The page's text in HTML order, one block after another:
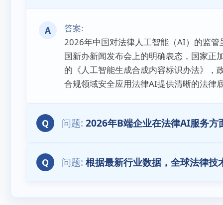
A
2026年中国对法律人工智能（AI）的监
国新办新闻发布会上的明确表态，国家正
的《人工智能生成合成内容标识办法》，
合规领域安全应用法律AI提供清晰的法律
Q 2026年B端企业在法律AI服务方
Q 根据最新行业数据，全球法律